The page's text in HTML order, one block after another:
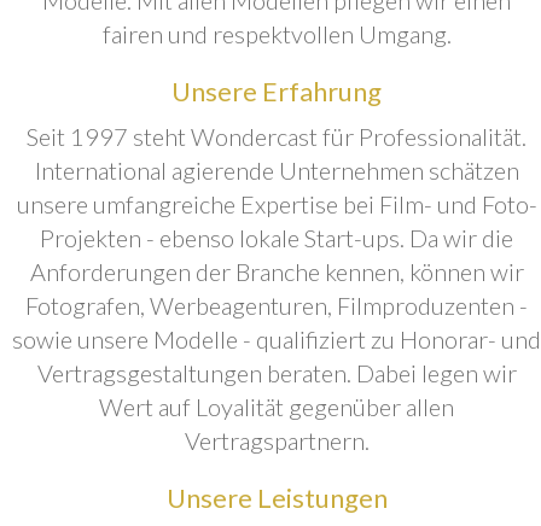
fairen und respektvollen Umgang.
Unsere Erfahrung
Seit 1997 steht Wondercast für Professionalität.
International agierende Unternehmen schätzen
unsere umfangreiche Expertise bei Film- und Foto-
Projekten - ebenso lokale Start-ups. Da wir die
Anforderungen der Branche kennen, können wir
Fotografen, Werbeagenturen, Filmproduzenten -
sowie unsere Modelle - qualifiziert zu Honorar- und
Vertragsgestaltungen beraten. Dabei legen wir
Wert auf Loyalität gegenüber allen
Vertragspartnern.
Unsere Leistungen